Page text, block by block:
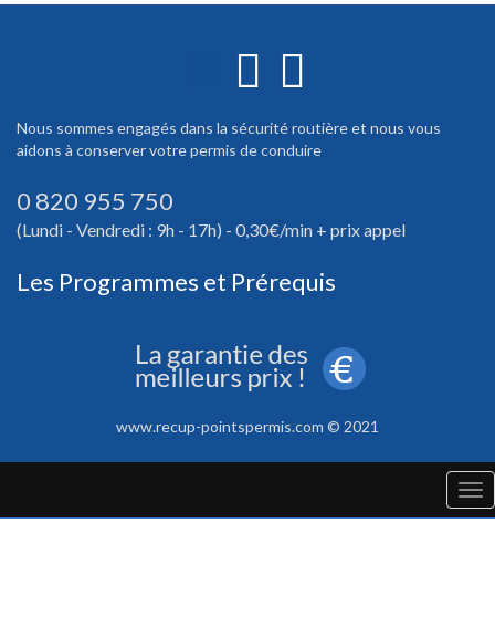
Nous sommes engagés dans la sécurité routière et nous vous
aidons à conserver votre permis de conduire
0 820 955 750
(Lundi - Vendredi : 9h - 17h) - 0,30€/min + prix appel
Les Programmes et Prérequis
www.recup-pointspermis.com © 2021